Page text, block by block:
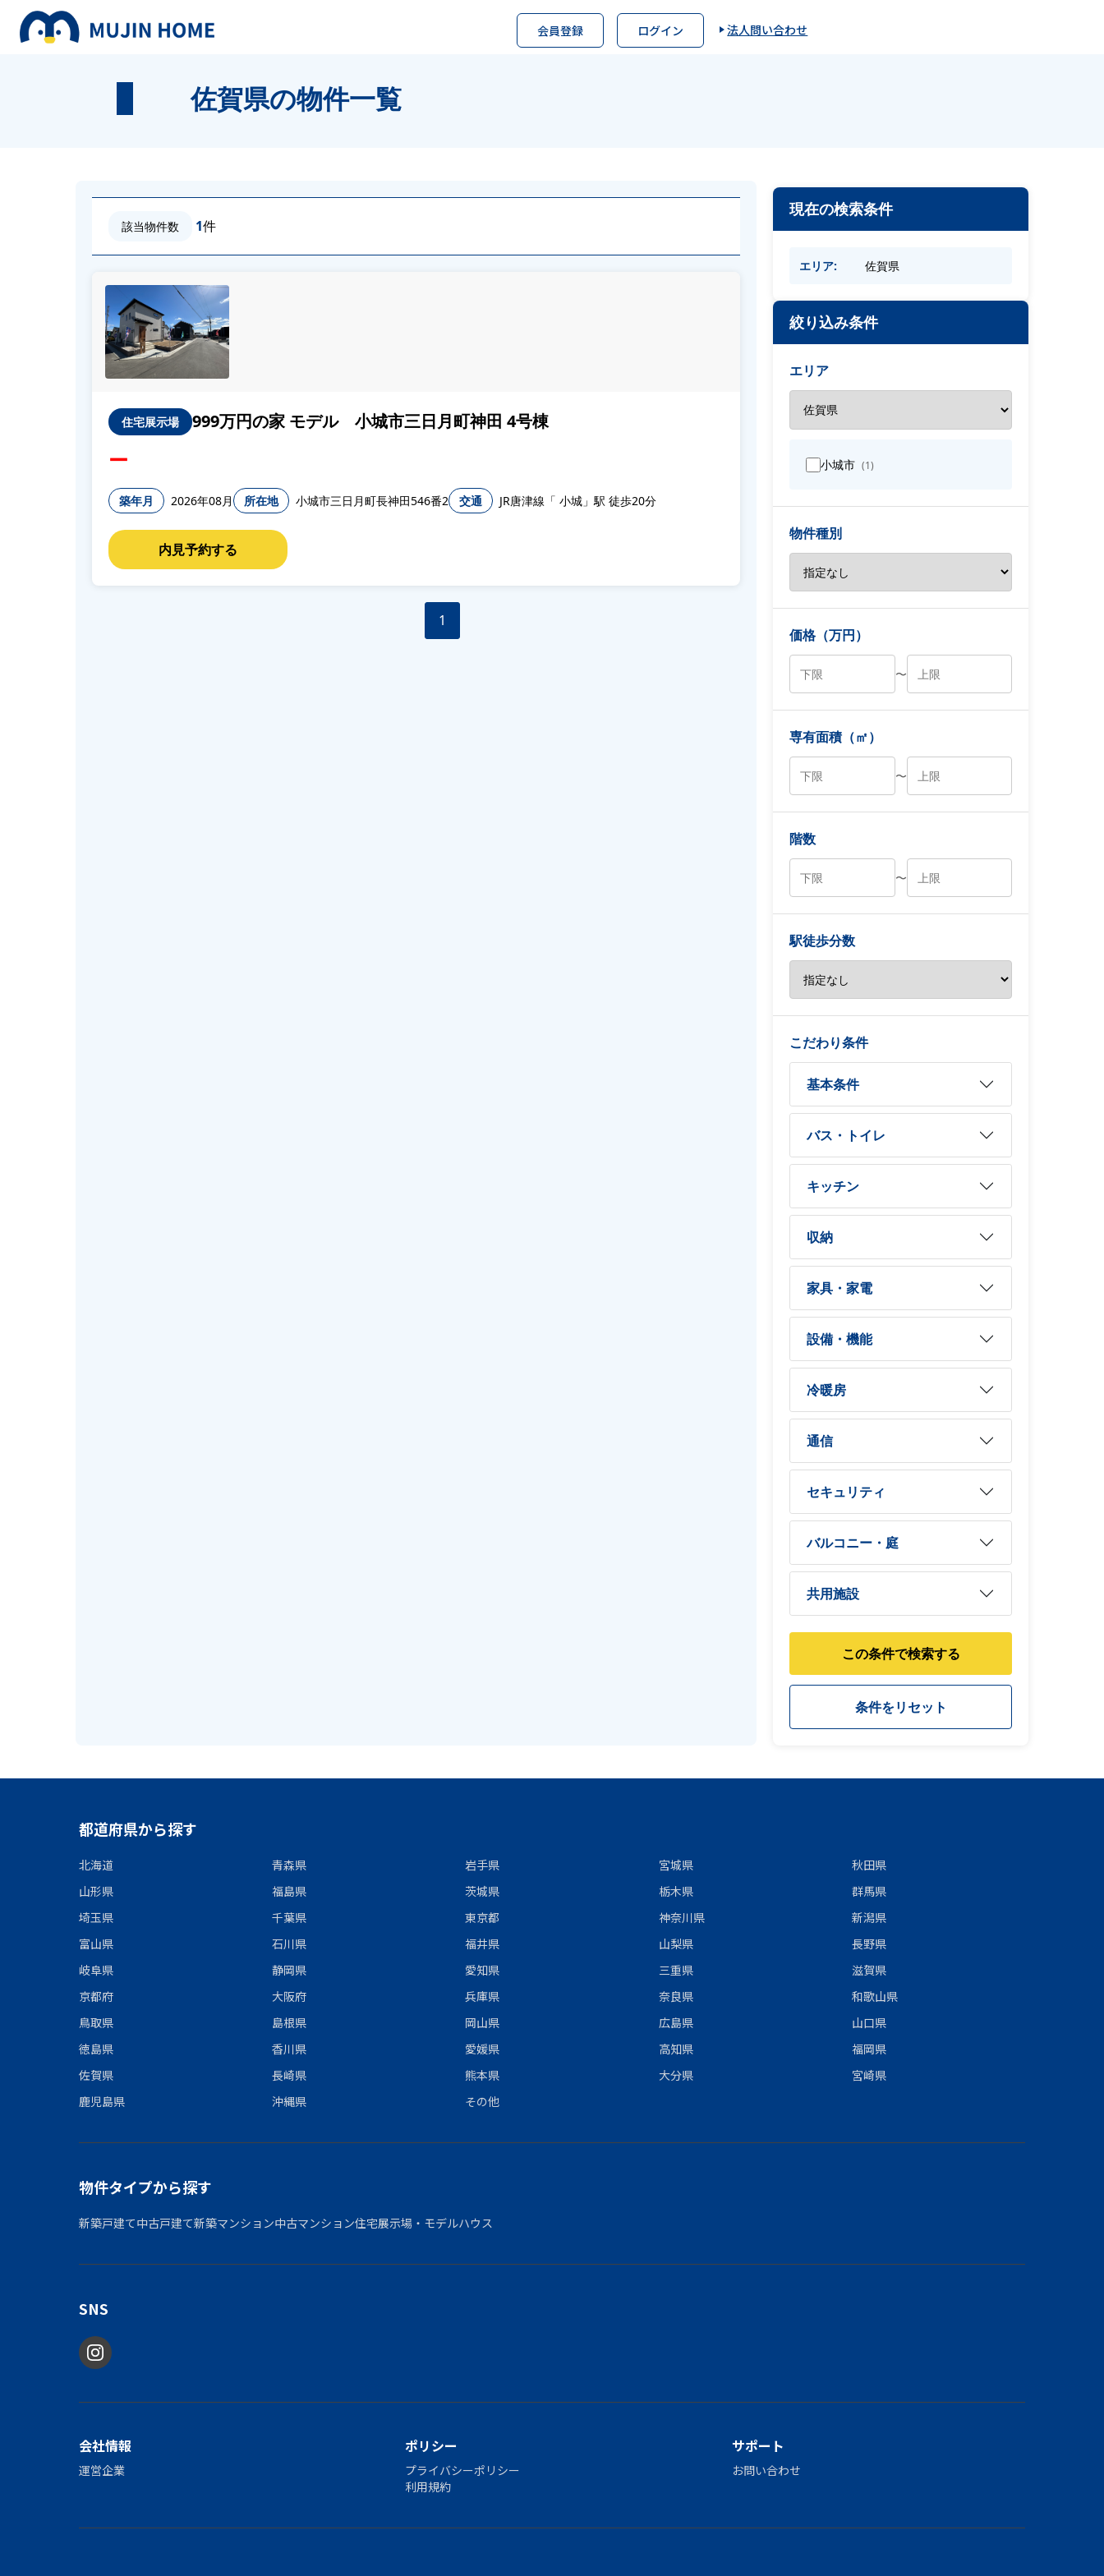
会員登録 ログイン 法人問い合わせ
佐賀県の物件一覧
該当物件数 1件
住宅展示場 999万円の家 モデル 小城市三日月町神田 4号棟
ー
築年月 2026年08月 所在地 小城市三日月町長神田546番2 交通 JR唐津線「 小城」駅 徒歩20分
1
現在の検索条件
エリア: 佐賀県
絞り込み条件
エリア
小城市 (1)
物件種別
価格（万円）
〜
専有面積（㎡）
〜
階数
〜
駅徒歩分数
こだわり条件
基本条件
バス・トイレ
キッチン
収納
家具・家電
設備・機能
冷暖房
通信
セキュリティ
バルコニー・庭
共用施設
都道府県から探す
北海道 青森県 岩手県 宮城県
秋田県
山形県
福島県 茨城県 栃木県
群馬県
埼玉県
千葉県 東京都 神奈川県
新潟県
富山県
石川県 福井県 山梨県
長野県
岐阜県
静岡県 愛知県 三重県
滋賀県
京都府
大阪府 兵庫県 奈良県
和歌山県
鳥取県
島根県 岡山県 広島県
山口県
徳島県
香川県 愛媛県 高知県
福岡県
佐賀県
長崎県 熊本県 大分県
宮崎県
鹿児島県
沖縄県 その他
物件タイプから探す
新築戸建て中古戸建て新築マンション中古マンション住宅展示場・モデルハウス
SNS
会社情報
運営企業
ポリシー
プライバシーポリシー
利用規約
サポート
お問い合わせ